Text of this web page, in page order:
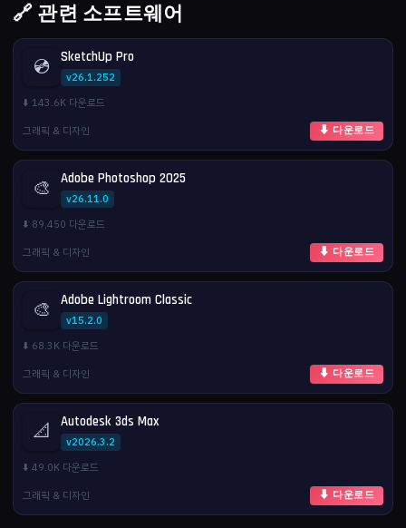
🔗 관련 소프트웨어
💿 SketchUp Pro
v26.1.252
⬇️ 143.6K 다운로드
그래픽 & 디자인
⬇ 다운로드
🎨 Adobe Photoshop 2025
v26.11.0
⬇️ 89,450 다운로드
그래픽 & 디자인
⬇ 다운로드
🎨 Adobe Lightroom Classic
v15.2.0
⬇️ 68.3K 다운로드
그래픽 & 디자인
⬇ 다운로드
📐 Autodesk 3ds Max
v2026.3.2
⬇️ 49.0K 다운로드
그래픽 & 디자인
⬇ 다운로드